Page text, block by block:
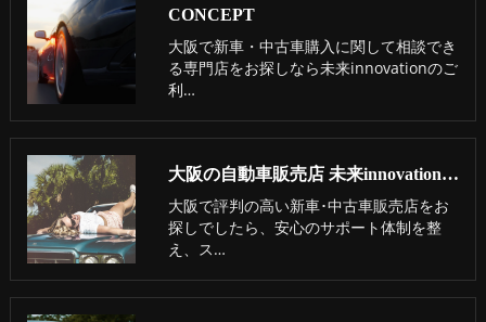
CONCEPT
大阪で新車・中古車購入に関して相談でき
る専門店をお探しなら未来innovationのご
利…
大阪の自動車販売店 未来innovationの評判
大阪で評判の高い新車･中古車販売店をお
探しでしたら、安心のサポート体制を整
え、ス…